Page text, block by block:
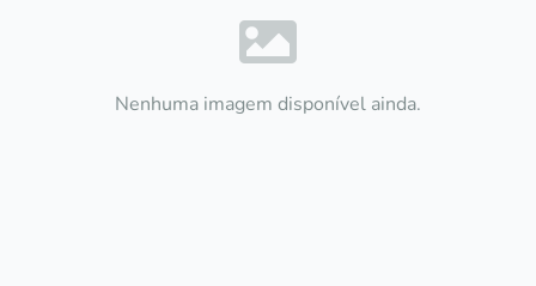
Nenhuma imagem disponível ainda.